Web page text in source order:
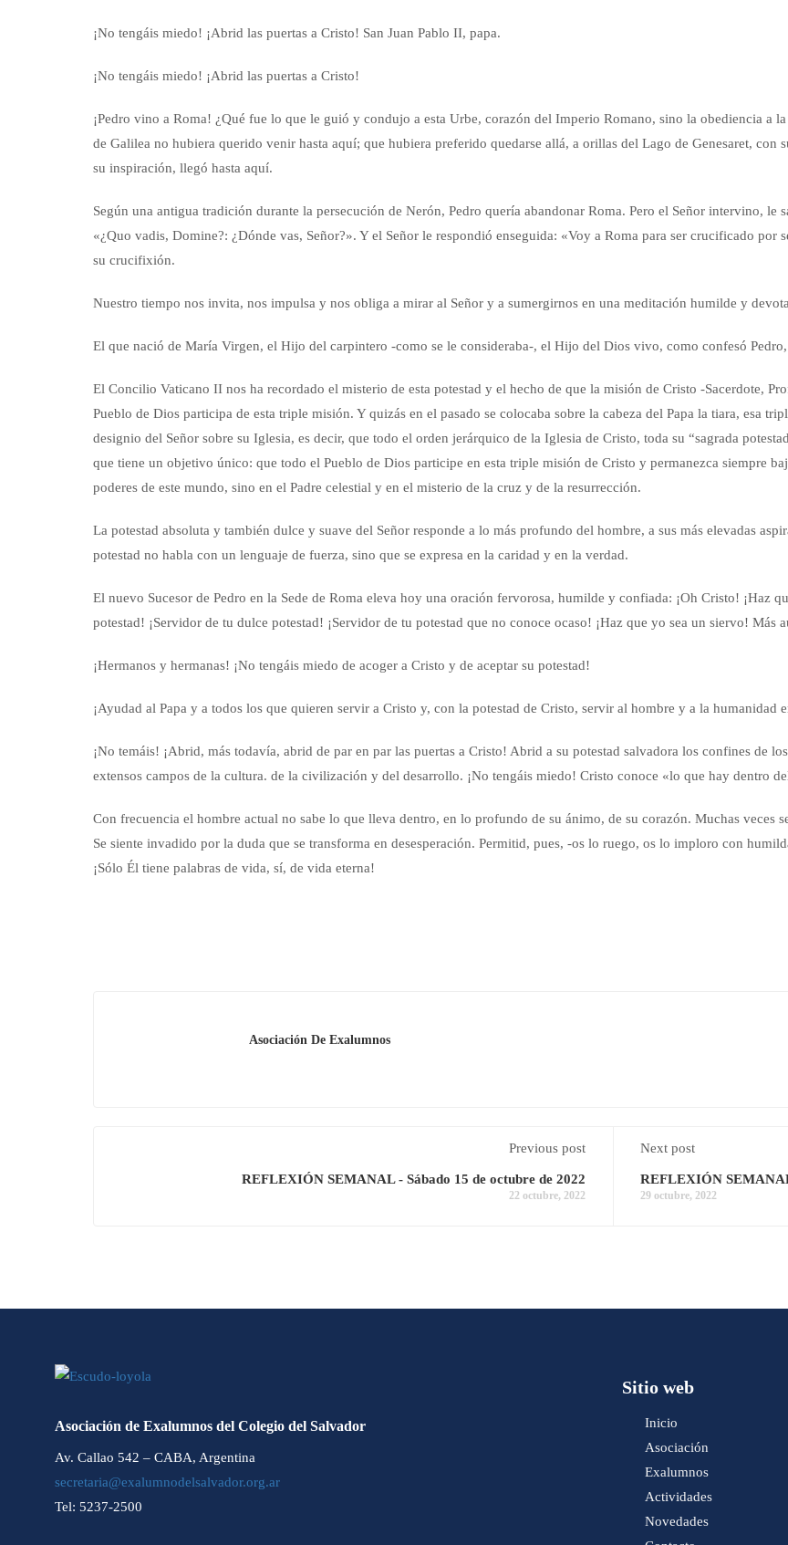
¡No tengáis miedo! ¡Abrid las puertas a Cristo! San Juan Pablo II, papa.
¡No tengáis miedo! ¡Abrid las puertas a Cristo!
¡Pedro vino a Roma! ¿Qué fue lo que le guió y condujo a esta Urbe, corazón del Imperio Romano, sino la obediencia a
de Galilea no hubiera querido venir hasta aquí; que hubiera preferido quedarse allá, a orillas del Lago de Genesaret, con
su inspiración, llegó hasta aquí.
Según una antigua tradición durante la persecución de Nerón, Pedro quería abandonar Roma. Pero el Señor intervino, le
«¿Quo vadis, Domine?: ¿Dónde vas, Señor?». Y el Señor le respondió enseguida: «Voy a Roma para ser crucificado
su crucifixión.
Nuestro tiempo nos invita, nos impulsa y nos obliga a mirar al Señor y a sumergirnos en una meditación humilde y
El que nació de María Virgen, el Hijo del carpintero -como se le consideraba-, el Hijo del Dios vivo, como confesó
El Concilio Vaticano II nos ha recordado el misterio de esta potestad y el hecho de que la misión de Cristo -Sacerdote,
Pueblo de Dios participa de esta triple misión. Y quizás en el pasado se colocaba sobre la cabeza del Papa la tiara, esa
designio del Señor sobre su Iglesia, es decir, que todo el orden jerárquico de la Iglesia de Cristo, toda su “sagrada
que tiene un objetivo único: que todo el Pueblo de Dios participe en esta triple misión de Cristo y permanezca siempre
poderes de este mundo, sino en el Padre celestial y en el misterio de la cruz y de la resurrección.
La potestad absoluta y también dulce y suave del Señor responde a lo más profundo del hombre, a sus más elevadas
potestad no habla con un lenguaje de fuerza, sino que se expresa en la caridad y en la verdad.
El nuevo Sucesor de Pedro en la Sede de Roma eleva hoy una oración fervorosa, humilde y confiada: ¡Oh Cristo! ¡Haz
potestad! ¡Servidor de tu dulce potestad! ¡Servidor de tu potestad que no conoce ocaso! ¡Haz que yo sea un siervo! Más
¡Hermanos y hermanas! ¡No tengáis miedo de acoger a Cristo y de aceptar su potestad!
¡Ayudad al Papa y a todos los que quieren servir a Cristo y, con la potestad de Cristo, servir al hombre y a la humanidad
¡No temáis! ¡Abrid, más todavía, abrid de par en par las puertas a Cristo! Abrid a su potestad salvadora los confines de
extensos campos de la cultura. de la civilización y del desarrollo. ¡No tengáis miedo! Cristo conoce «lo que hay dentro
Con frecuencia el hombre actual no sabe lo que lleva dentro, en lo profundo de su ánimo, de su corazón. Muchas veces
Se siente invadido por la duda que se transforma en desesperación. Permitid, pues, -os lo ruego, os lo imploro con
¡Sólo Él tiene palabras de vida, sí, de vida eterna!
Asociación De Exalumnos
Previous post
REFLEXIÓN SEMANAL - Sábado 15 de octubre de 2022
22 octubre, 2022
Next post
REFLEXIÓN
29 octubre, 2022
Asociación de Exalumnos del Colegio del Salvador
Av. Callao 542 – CABA, Argentina
secretaria@exalumnodelsalvador.org.ar
Tel: 5237-2500
Sitio web
Inicio
Asociación
Exalumnos
Actividades
Novedades